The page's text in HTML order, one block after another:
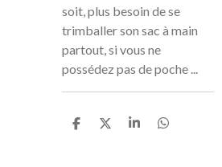
soit, plus besoin de se
trimballer son sac à main
partout, si vous ne
possédez pas de poche ...
P
P
P
P